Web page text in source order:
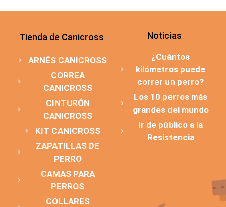
Tienda de Canicross
ARNÉS CANICROSS
CORREA
CANICROSS
CINTURÓN
CANICROSS
KIT CANICROSS
ZAPATILLAS DE
PERRO
CAMAS PARA
PERROS
COLLARES
Noticias
¿Cuántos
kilómetros puede
correr un perro?
Los 10 perros más
grandes del mundo
Ir de público a la
Resistencia